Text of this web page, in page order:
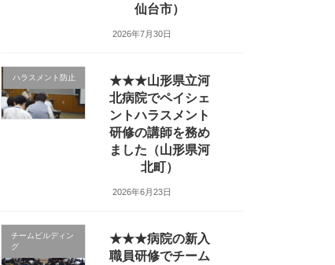
仙台市）
2026年7月30日
ハラスメント防止
★★★山形県立河
北病院でペイシェ
ントハラスメント
研修の講師を務め
ました（山形県河
北町）
2026年6月23日
チームビルディン
グ
★★★病院の新入
職員研修でチーム